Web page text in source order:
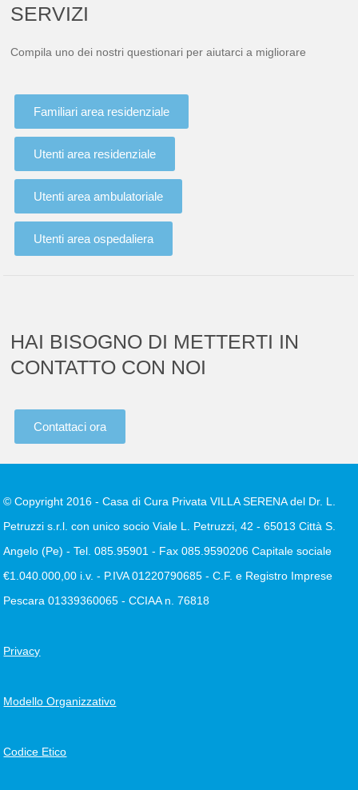
SERVIZI
Compila uno dei nostri questionari per aiutarci a migliorare
Familiari area residenziale
Utenti area residenziale
Utenti area ambulatoriale
Utenti area ospedaliera
HAI BISOGNO DI METTERTI IN
CONTATTO CON NOI
Contattaci ora
© Copyright 2016 - Casa di Cura Privata VILLA SERENA del Dr. L.
Petruzzi s.r.l. con unico socio Viale L. Petruzzi, 42 - 65013 Città S.
Angelo (Pe) - Tel. 085.95901 - Fax 085.9590206 Capitale sociale
€1.040.000,00 i.v. - P.IVA 01220790685 - C.F. e Registro Imprese
Pescara 01339360065 - CCIAA n. 76818
Privacy
Modello Organizzativo
Codice Etico